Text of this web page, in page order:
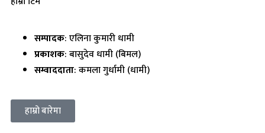
सम्पादक: एलिना कुमारी धामी
प्रकाशक: बासुदेव धामी (बिमल)
सम्वाददाता: कमला गुर्धामी (धामी)
हाम्रो बारेमा